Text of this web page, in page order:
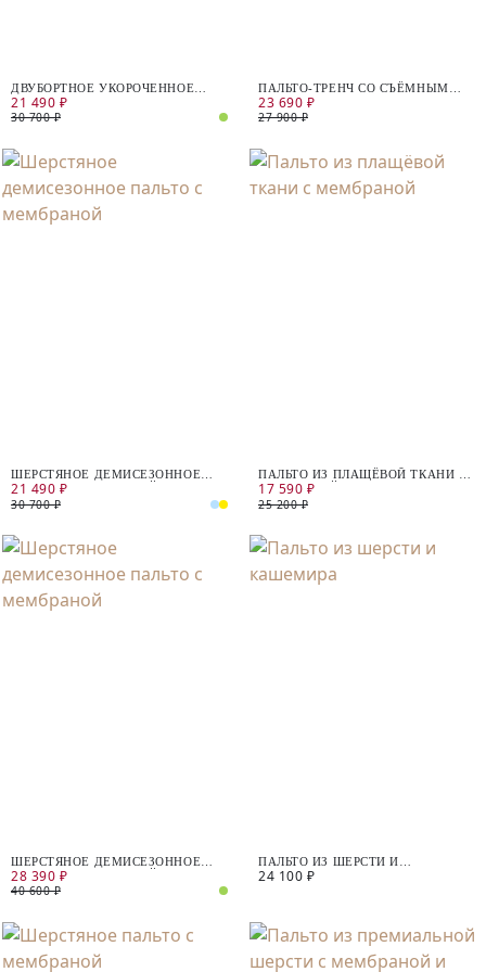
ДВУБОРТНОЕ УКОРОЧЕННОЕ
ПАЛЬТО ПРЯМОГО СИЛУЭТА
21 490 ₽
30 700 ₽
ПАЛЬТО-ТРЕНЧ СО СЪЁМНЫМ
КАПЮШОНОМ
23 690 ₽
27 900 ₽
ШЕРСТЯНОЕ ДЕМИСЕЗОННОЕ
ПАЛЬТО С МЕМБРАНОЙ
21 490 ₽
30 700 ₽
ПАЛЬТО ИЗ ПЛАЩЁВОЙ ТКАНИ С
МЕМБРАНОЙ
17 590 ₽
25 200 ₽
ШЕРСТЯНОЕ ДЕМИСЕЗОННОЕ
ПАЛЬТО С МЕМБРАНОЙ
28 390 ₽
40 600 ₽
ПАЛЬТО ИЗ ШЕРСТИ И
КАШЕМИРА
24 100 ₽